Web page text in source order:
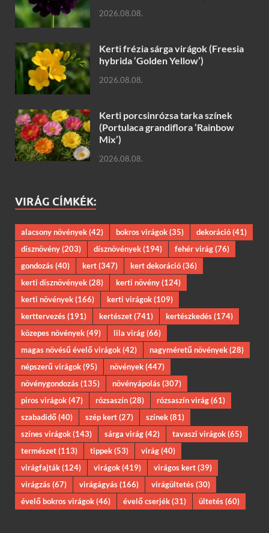
2026.08.08.
Kerti frézia sárga virágok (Freesia
hybrida ‘Golden Yellow’)
2026.08.08.
Kerti porcsinrózsa tarka színek
(Portulaca grandiflora ‘Rainbow
Mix’)
2026.08.08.
VIRÁG CÍMKÉK:
alacsony növények(42) bokros virágok(35) dekoráció(41)
dísznövény(203) dísznövények(194) fehér virág(76)
gondozás(40) kert(347) kert dekoráció(36)
kerti dísznövények(28) kerti növény(124)
kerti növények(166) kerti virágok(109)
kerttervezés(191) kertészet(741) kertészkedés(174)
közepes növények(49) lila virág(66)
magas növésű évelő virágok(42) nagyméretű növények(28)
népszerű virágok(95) növények(447)
növénygondozás(135) növényápolás(307)
piros virágok(47) rózsaszín(28) rózsaszín virág(61)
szabadidő(40) szép kert(27) színek(81)
színes virágok(143) sárga virág(42) tavaszi virágok(65)
természet(113) tippek(53) virág(40)
virágfajták(124) virágok(419) virágos kert(39)
virágzás(67) virágágyás(166) virágültetés(30)
évelő bokros virágok(46) évelő cserjék(31) ültetés(60)